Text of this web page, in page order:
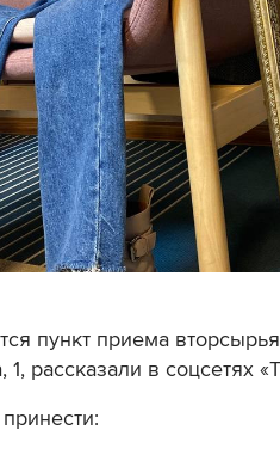
пункт приема
1, рассказали в соцсетях